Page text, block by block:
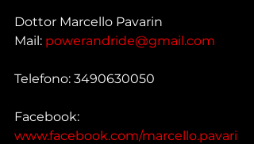
Dottor Marcello Pavarin
Mail: powerandride@gmail.com
Telefono: 3490630050
www.facebook.com/marcello.pavari